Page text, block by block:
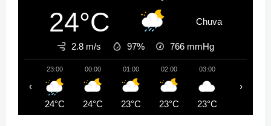
24°C Chuva
2.8 m/s 97% 766 mmHg
23:00
24°C
00:00
24°C
01:00
23°C
02:00
23°C
03:00
23°C
‹ ›